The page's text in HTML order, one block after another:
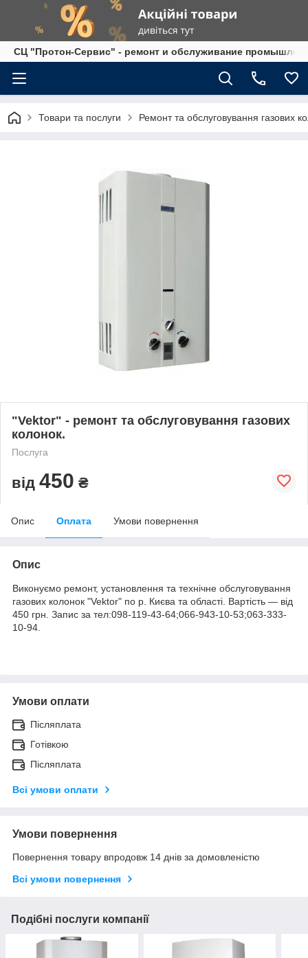
СЦ "Протон-Сервис" - ремонт и обслуживание
Товари та послуги Ремонт та обслуговування газових
"Vektor" - ремонт та обслуговування газових
колонок.
Послуга
від 450 ₴
Опис Оплата Умови повернення
Опис
Виконуємо ремонт, установлення та технічне обслуговування
газових колонок "Vektor" по р. Києва та області. Вартість ― від
450 грн. Запис за тел:098-119-43-64;066-943-10-53;063-333-
10-94.
Умови оплати
Післяплата
Готівкою
Післяплата
Всі умови оплати
Умови повернення
Повернення товару впродовж 14 днів за домовленістю
Всі умови повернення
Подібні послуги компанії